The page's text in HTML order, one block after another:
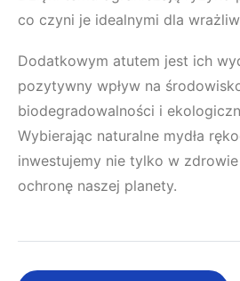
co czyni je idealnymi dla
Dodatkowym atutem jest ich
pozytywny wpływ na
biodegradowalności i
Wybierając naturalne mydła
inwestujemy nie tylko w
ochronę naszej planety.